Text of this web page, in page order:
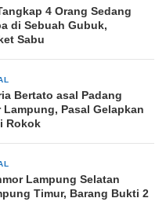
4 Orang Sedang
di Sebuah Gubuk,
Sabu
Bertato asal Padang
Pasal Gelapkan
Rokok
Lampung Selatan
Timur, Barang Bukti 2